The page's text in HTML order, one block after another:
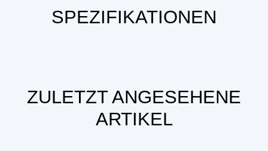
SPEZIFIKATIONEN
ZULETZT ANGESEHENE
ARTIKEL